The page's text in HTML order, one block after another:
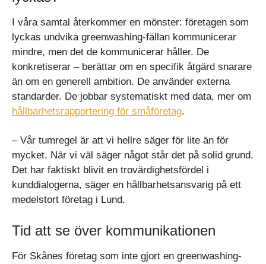
I våra samtal återkommer en mönster: företagen som
lyckas undvika greenwashing-fällan kommunicerar
mindre, men det de kommunicerar håller. De
konkretiserar – berättar om en specifik åtgärd snarare
än om en generell ambition. De använder externa
standarder. De jobbar systematiskt med data, mer om
hållbarhetsrapportering för småföretag.
– Vår tumregel är att vi hellre säger för lite än för
mycket. När vi väl säger något står det på solid grund.
Det har faktiskt blivit en trovärdighetsfördel i
kunddialogerna, säger en hållbarhetsansvarig på ett
medelstort företag i Lund.
Tid att se över kommunikationen
För Skånes företag som inte gjort en greenwashing-